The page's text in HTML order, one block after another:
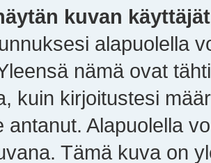
kuvan
alapuolella
nämä ovat
kuin kirjoitustesi
antanut. Alapuolella
Tämä kuva on